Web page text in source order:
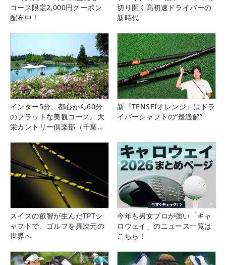
コース限定2,000円クーポン
配布中！
切り開く高初速ドライバーの
新時代
インター5分、都心から60分
のフラットな美観コース。大
栄カントリー俱楽部（千葉
新『TENSEIオレンジ』はドラ
イバーシャフトの“最適解”
スイスの叡智が生んだTPTシ
ャフトで、ゴルフを異次元の
世界へ
今年も男女プロが強い「キャ
ロウェイ」のニュース一覧は
こちら！